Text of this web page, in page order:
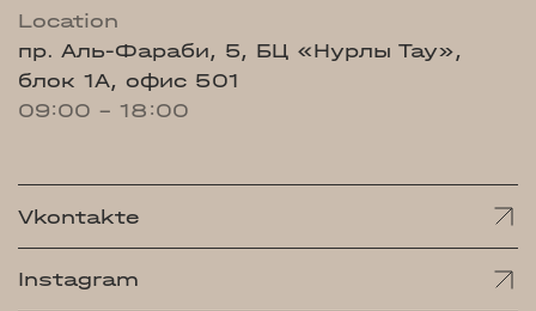
Location
пр. Аль-Фараби, 5, БЦ «Нурлы Тау»,
блок 1А, офис 501
09:00 - 18:00
Vkontakte
Instagram